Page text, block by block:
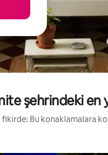
şehrindeki en
fikirde: Bu konaklamalara